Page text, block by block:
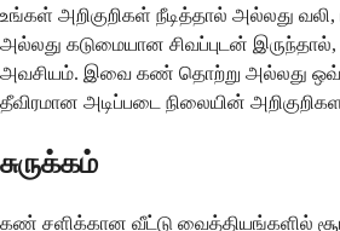
உங்கள் அறிகுறிகள் நீடித்தால் அல்லது
அல்லது கடுமையான சிவப்புடன் இருந்தால்,
அவசியம். இவை கண் தொற்று அல்லது
தீவிரமான அடிப்படை நிலையின்
சுருக்கம்
கண் சளிக்கான வீட்டு வைத்தியங்களில்